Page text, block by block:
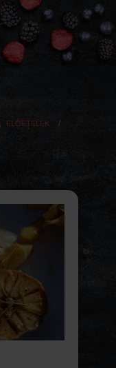
ELŐÉTELEK